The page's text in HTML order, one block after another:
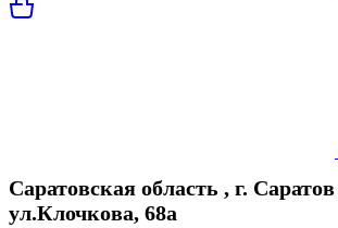
Саратовская область , г. Саратов
ул.Клочкова, 68а